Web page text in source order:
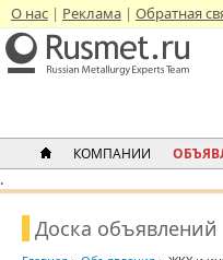
О нас Реклама Обратная
КОМПАНИИ
.
Доска объявлений